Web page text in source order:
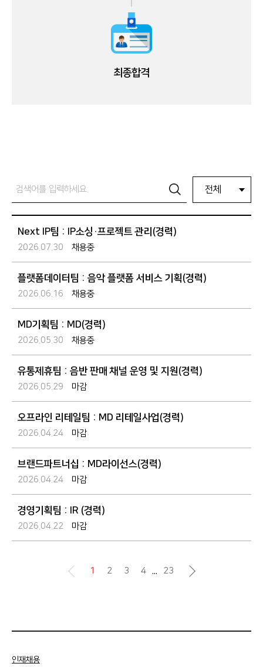
최종합격
전체
Next IP팀 : IP소싱·프로젝트 관리(경력)
2026.07.30 채용중
플랫폼데이터팀 : 음악 플랫폼 서비스 기획(경력)
2026.06.16 채용중
MD기획팀 : MD(경력)
2026.05.30 채용중
유통제휴팀 : 음반 판매 채널 운영 및 지원(경력)
2026.05.29 마감
오프라인 리테일팀 : MD 리테일사업(경력)
2026.04.24 마감
브랜드파트너십 : MD라이선스(경력)
2026.04.24 마감
경영기획팀 : IR (경력)
2026.04.22 마감
1 2 3 4 ... 23
인재채용